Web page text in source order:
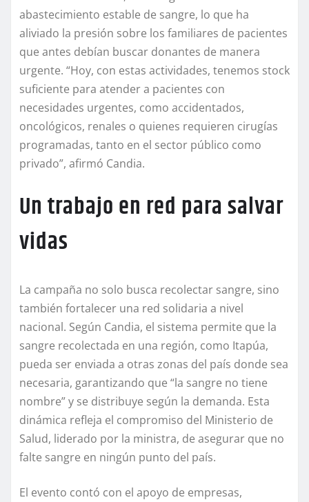
abastecimiento estable de sangre, lo que ha
aliviado la presión sobre los familiares de pacientes
que antes debían buscar donantes de manera
urgente. “Hoy, con estas actividades, tenemos stock
suficiente para atender a pacientes con
necesidades urgentes, como accidentados,
oncológicos, renales o quienes requieren cirugías
programadas, tanto en el sector público como
privado”, afirmó Candia.
Un trabajo en red para salvar
vidas
La campaña no solo busca recolectar sangre, sino
también fortalecer una red solidaria a nivel
nacional. Según Candia, el sistema permite que la
sangre recolectada en una región, como Itapúa,
pueda ser enviada a otras zonas del país donde sea
necesaria, garantizando que “la sangre no tiene
nombre” y se distribuye según la demanda. Esta
dinámica refleja el compromiso del Ministerio de
Salud, liderado por la ministra, de asegurar que no
falte sangre en ningún punto del país.
El evento contó con el apoyo de empresas,